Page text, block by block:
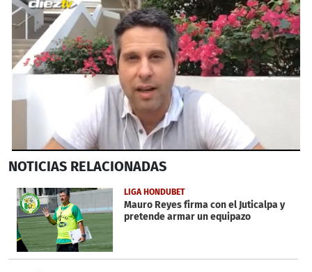
seconds
2
minutes,
35
seconds
NOTICIAS RELACIONADAS
LIGA HONDUBET
Mauro Reyes firma con el Juticalpa y
pretende armar un equipazo